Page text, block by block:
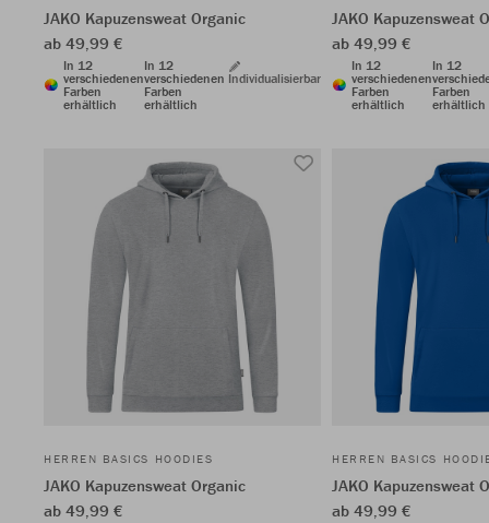
JAKO Kapuzensweat Organic
ab 49,99 €
In 12
verschiedenen
Farben
erhältlich
In 12
verschiedenen
Farben
erhältlich
Individualisierbar
JAKO Kapuzensweat
ab 49,99 €
In 12
verschiedenen
Farben
erhältlich
In 12
Farben
erhältlich
HERREN BASICS HOODIES
JAKO Kapuzensweat Organic
ab 49,99 €
HERREN BASICS
JAKO Kapuzensweat
ab 49,99 €